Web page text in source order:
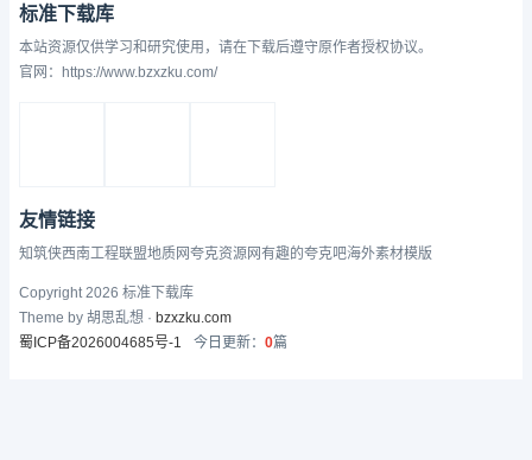
标准下载库
本站资源仅供学习和研究使用，请在下载后遵守原作者授权协议。
官网：https://www.bzxzku.com/
友情链接
知筑侠西南工程联盟地质网夸克资源网有趣的夸克吧海外素材模版
Copyright 2026 标准下载库
Theme by 胡思乱想 · bzxzku.com
蜀ICP备2026004685号-1
今日更新： 0篇